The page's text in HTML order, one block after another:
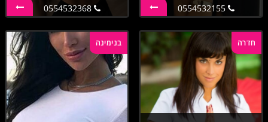
0554532155
0554532368
חדרה בנימינה